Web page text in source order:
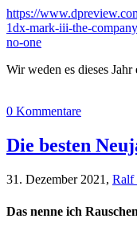
https://
1dx-mark-iii-the-
no-one
Wir weden es dieses Jahr
0 Kommentare
Die besten
31. Dezember 2021, Ralf
Das nenne ich